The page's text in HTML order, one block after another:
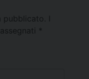
pubblicato.
*